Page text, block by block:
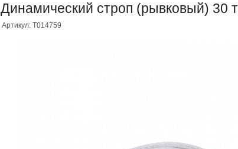
Динамический строп (рывковый) 30
Артикул: T014759